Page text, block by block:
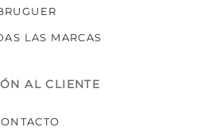
LAS MARCAS
AL CLIENTE